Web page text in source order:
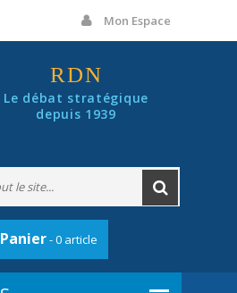
Mon Espace
RDN
Le débat stratégique
depuis 1939
Panier- 0 article